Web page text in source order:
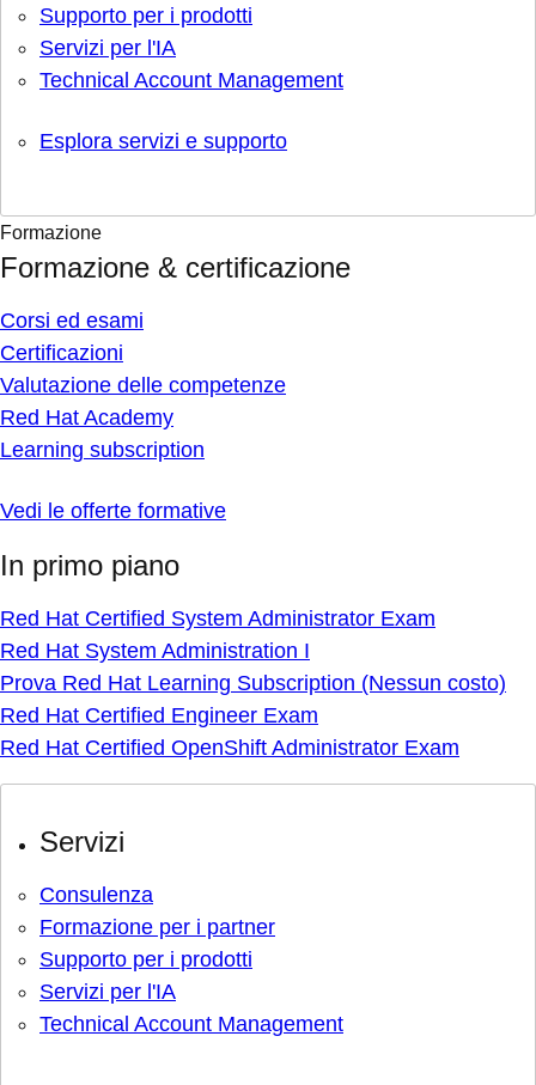
Supporto per i prodotti
Servizi per l'IA
Technical Account Management
Esplora servizi e supporto
Formazione
Formazione & certificazione
Corsi ed esami
Certificazioni
Valutazione delle competenze
Red Hat Academy
Learning subscription
Vedi le offerte formative
In primo piano
Red Hat Certified System Administrator Exam
Red Hat System Administration I
Prova Red Hat Learning Subscription (Nessun costo)
Red Hat Certified Engineer Exam
Red Hat Certified OpenShift Administrator Exam
Servizi
Consulenza
Formazione per i partner
Supporto per i prodotti
Servizi per l'IA
Technical Account Management